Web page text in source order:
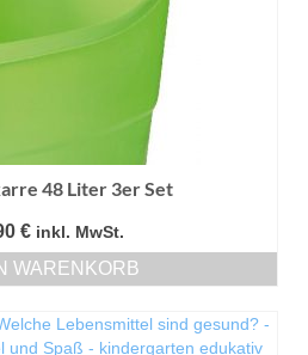
48 Liter 3er Set
€ inkl. MwSt.
WARENKORB